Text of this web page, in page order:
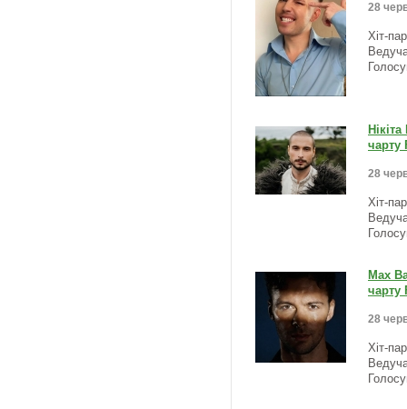
28
Хіт-
чарту
28
Хіт-
Max
чарту
28
Хіт-